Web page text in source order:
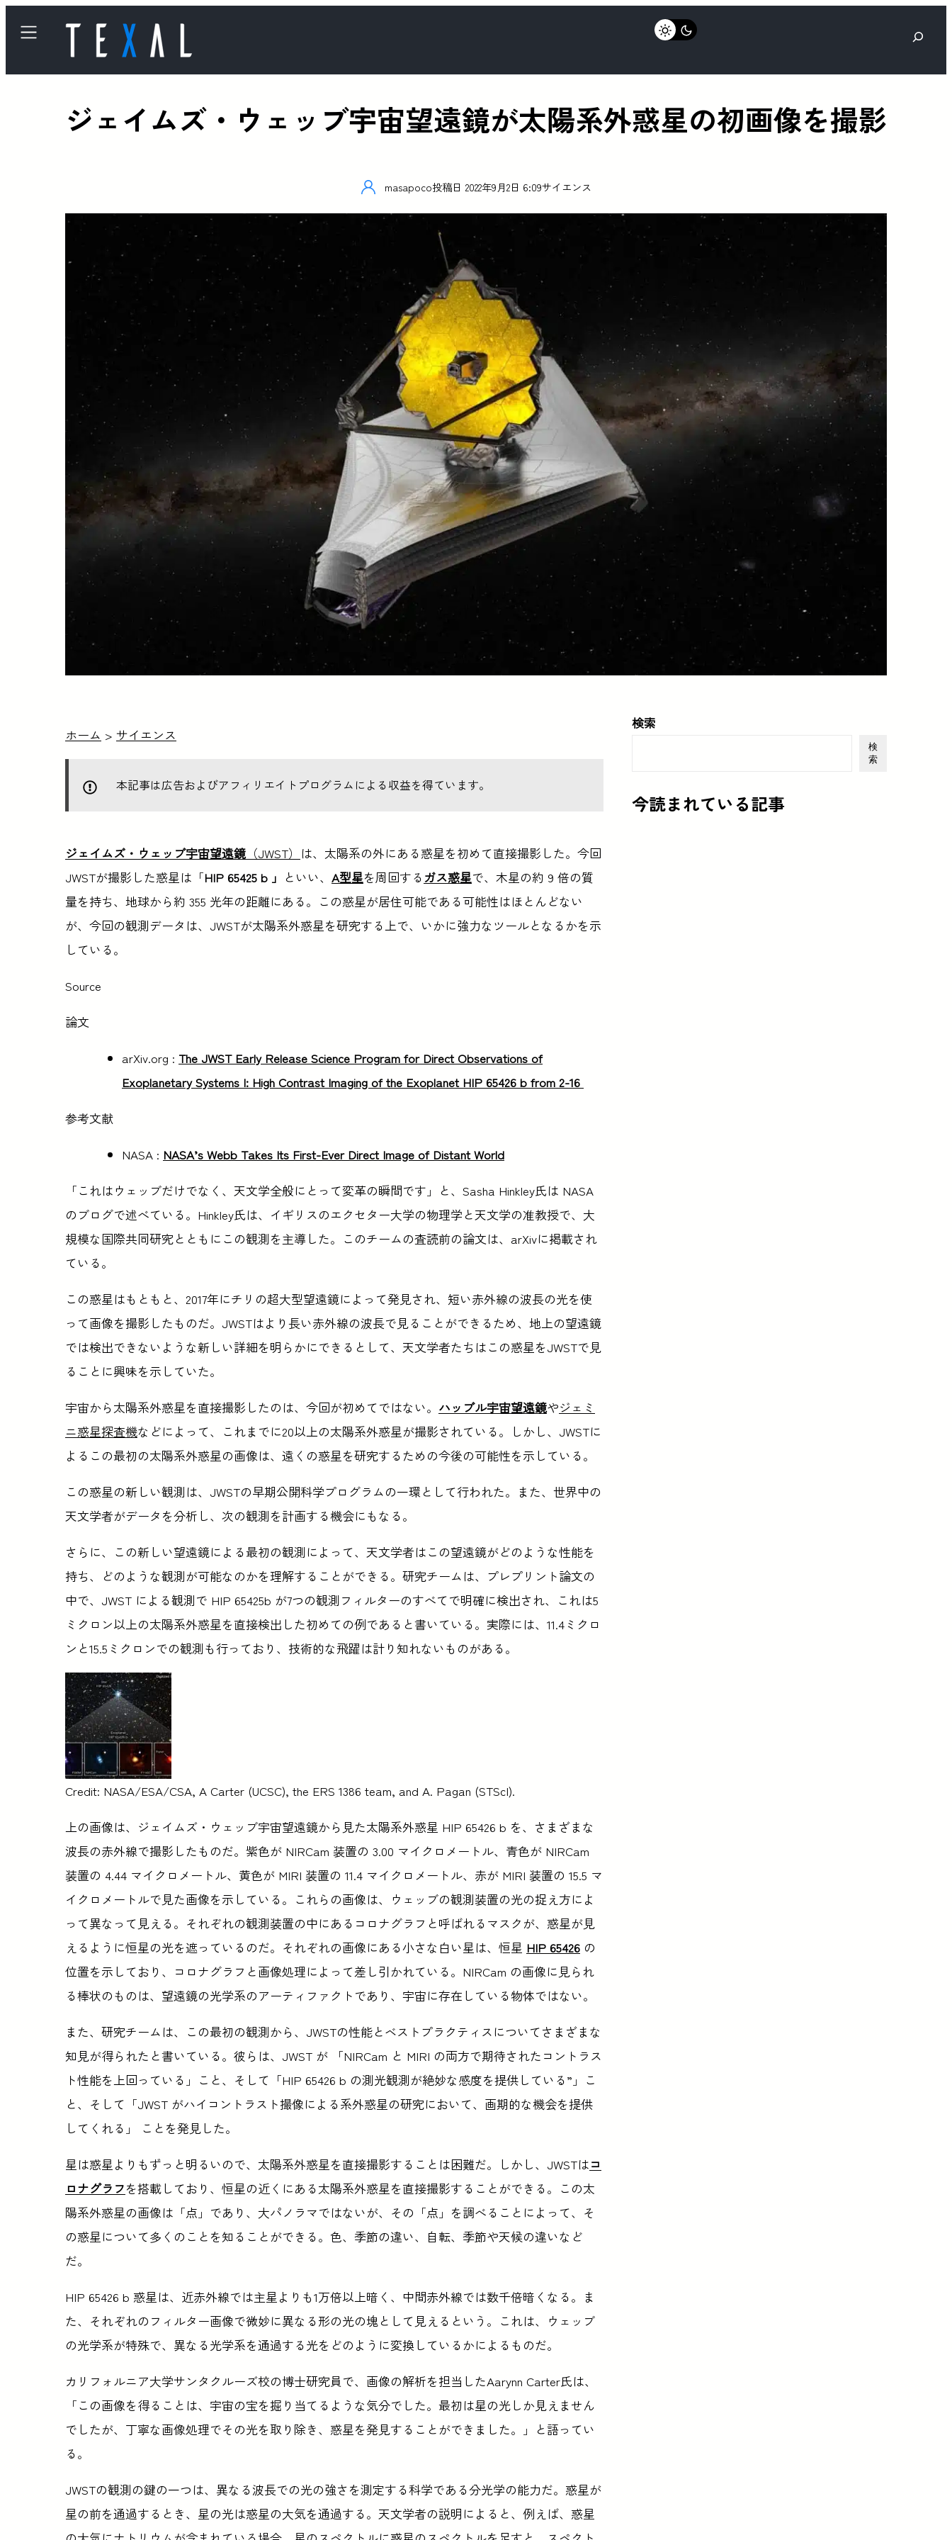
検
ジェイムズ・ウェッブ宇宙望遠鏡が太陽系外惑星の初画像を撮影
masapoco投稿日 2022年9月2日 6:09サイエンス
ホーム > サイエンス
本記事は広告およびアフィリエイトプログラムによる収益を得ています。
ジェイムズ・ウェッブ宇宙望遠鏡（JWST） は、太陽系の外にある惑星を初めて直接撮影した。今回
JWSTが撮影した惑星は「HIP 65425 b 」 といい、 A型星を周回するガス惑星で、木星の約 9 倍の質
量を持ち、地球から約 355 光年の距離にある。この惑星が居住可能である可能性はほとんどない
が、今回の観測データは、JWSTが太陽系外惑星を研究する上で、いかに強力なツールとなるかを示
している。
Source
論文
arXiv.org : The JWST Early Release Science Program for Direct Observations of
Exoplanetary Systems I: High Contrast Imaging of the Exoplanet HIP 65426 b from 2-16
参考文献
NASA : NASA’s Webb Takes Its First-Ever Direct Image of Distant World
「これはウェッブだけでなく、天文学全般にとって変革の瞬間です」と、Sasha Hinkley氏は NASA
のブログで述べている。Hinkley氏は、イギリスのエクセター大学の物理学と天文学の准教授で、大
規模な国際共同研究とともにこの観測を主導した。このチームの査読前の論文は、arXivに掲載され
ている。
この惑星はもともと、2017年にチリの超大型望遠鏡によって発見され、短い赤外線の波長の光を使
って画像を撮影したものだ。JWSTはより長い赤外線の波長で見ることができるため、地上の望遠鏡
では検出できないような新しい詳細を明らかにできるとして、天文学者たちはこの惑星をJWSTで見
ることに興味を示していた。
宇宙から太陽系外惑星を直接撮影したのは、今回が初めてではない。 ハッブル宇宙望遠鏡やジェミ
ニ惑星探査機などによって、これまでに20以上の太陽系外惑星が撮影されている。しかし、JWSTに
よるこの最初の太陽系外惑星の画像は、遠くの惑星を研究するための今後の可能性を示している。
この惑星の新しい観測は、JWSTの早期公開科学プログラムの一環として行われた。また、世界中の
天文学者がデータを分析し、次の観測を計画する機会にもなる。
さらに、この新しい望遠鏡による最初の観測によって、天文学者はこの望遠鏡がどのような性能を
持ち、どのような観測が可能なのかを理解することができる。研究チームは、プレプリント論文の
中で、JWST による観測で HIP 65425b が7つの観測フィルターのすべてで明確に検出され、これは5
ミクロン以上の太陽系外惑星を直接検出した初めての例であると書いている。実際には、11.4ミクロ
ンと15.5ミクロンでの観測も行っており、技術的な飛躍は計り知れないものがある。
Credit: NASA/ESA/CSA, A Carter (UCSC), the ERS 1386 team, and A. Pagan (STScI).
上の画像は、ジェイムズ・ウェッブ宇宙望遠鏡から見た太陽系外惑星 HIP 65426 b を、さまざまな
波長の赤外線で撮影したものだ。紫色が NIRCam 装置の 3.00 マイクロメートル、青色が NIRCam
装置の 4.44 マイクロメートル、黄色が MIRI 装置の 11.4 マイクロメートル、赤が MIRI 装置の 15.5 マ
イクロメートルで見た画像を示している。これらの画像は、ウェッブの観測装置の光の捉え方によ
って異なって見える。それぞれの観測装置の中にあるコロナグラフと呼ばれるマスクが、惑星が見
えるように恒星の光を遮っているのだ。それぞれの画像にある小さな白い星は、恒星 HIP 65426 の
位置を示しており、コロナグラフと画像処理によって差し引かれている。NIRCam の画像に見られ
る棒状のものは、望遠鏡の光学系のアーティファクトであり、宇宙に存在している物体ではない。
また、研究チームは、この最初の観測から、JWSTの性能とベストプラクティスについてさまざまな
知見が得られたと書いている。彼らは、JWST が 「NIRCam と MIRI の両方で期待されたコントラス
ト性能を上回っている」こと、そして「HIP 65426 b の測光観測が絶妙な感度を提供している”」こ
と、そして「JWST がハイコントラスト撮像による系外惑星の研究において、画期的な機会を提供
してくれる」 ことを発見した。
星は惑星よりもずっと明るいので、太陽系外惑星を直接撮影することは困難だ。しかし、JWSTはコ
ロナグラフを搭載しており、恒星の近くにある太陽系外惑星を直接撮影することができる。この太
陽系外惑星の画像は「点」であり、大パノラマではないが、その「点」を調べることによって、そ
の惑星について多くのことを知ることができる。色、季節の違い、自転、季節や天候の違いなど
だ。
HIP 65426 b 惑星は、近赤外線では主星よりも1万倍以上暗く、中間赤外線では数千倍暗くなる。ま
た、それぞれのフィルター画像で微妙に異なる形の光の塊として見えるという。これは、ウェッブ
の光学系が特殊で、異なる光学系を通過する光をどのように変換しているかによるものだ。
カリフォルニア大学サンタクルーズ校の博士研究員で、画像の解析を担当したAarynn Carter氏は、
「この画像を得ることは、宇宙の宝を掘り当てるような気分でした。最初は星の光しか見えません
でしたが、丁寧な画像処理でその光を取り除き、惑星を発見することができました。」と語ってい
る。
JWSTの観測の鍵の一つは、異なる波長での光の強さを測定する科学である分光学の能力だ。惑星が
星の前を通過するとき、星の光は惑星の大気を通過する。天文学者の説明によると、例えば、惑星
検索
検
索
今読まれている記事